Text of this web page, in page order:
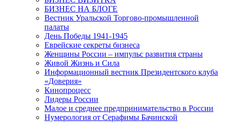
БИЗНЕС НА БЛОГЕ
Вестник Уральской Торгово-промышленной
палаты
День Победы 1941-1945
Еврейские секреты бизнеса
Женщины России – импульс развития страны
Живой Жизнь и Сила
Информационный вестник Президентского клуба
«Доверия»
Кинопроцесс
Лидеры России
Малое и среднее предпринимательство в России
Нумерология от Серафимы Бачинской